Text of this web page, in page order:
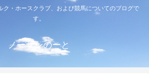
ク・ホースクラブ、および競馬についてのブログで
す。
ノーザンのーと